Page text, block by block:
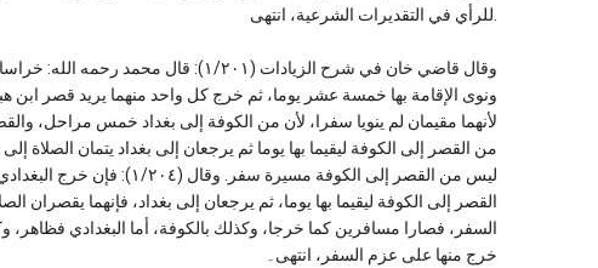
وقال قاضي خان في شرح الزيادات (١/
ونوى الإقامة بها خمسة عشر يوما، ثم خرج كل واحد منهما يريد قصر ابن
لأنهما مقيمان لم ينويا سفرا، لأن من الكوفة إلى بغداد خمس مراحل،
من القصر إلى الكوفة ليقيما بها يوما ثم يرجعان إلى بغداد يتمان الصلاة إلى
ليس من القصر إلى الكوفة
القصر إلى الكوفة ليقيما بها يوما، ثم يرجعان إلى بغداد، فإنهما يقصران
السفر، فصارا مسافرين كما خرجا، وكذلك بالكوفة، أما البغدادي
خرج منها على عزم السفر، انتهى۔